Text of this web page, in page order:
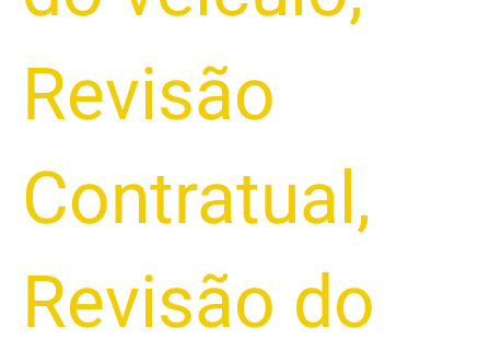
Revisão
Contratual ,
Revisão do